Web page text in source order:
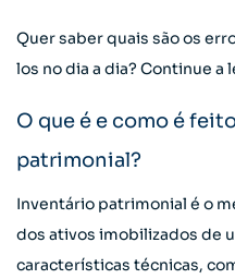
Quer saber quais são os
los no dia a dia? Continue a
O que é e como é
patrimonial?
Inventário patrimonial é o
dos ativos imobilizados de
características técnicas,